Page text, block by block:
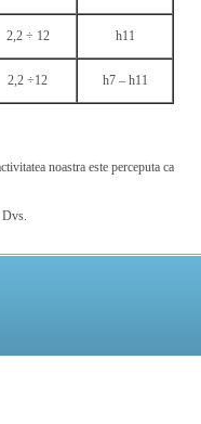
2,2 ÷ 12 h11
2,2 ÷12 h7 – h11
noastra este perceputa ca
Dvs.